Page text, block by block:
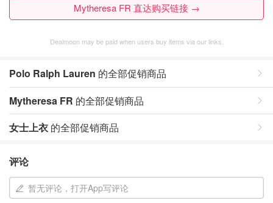
Mytheresa FR 直达购买链接 →
Dealmoon may be paid when users buy items via our links.
Polo Ralph Lauren 的全部促销商品
Mytheresa FR 的全部促销商品
女士上衣 的全部促销商品
评论
暂无评论，打开App写评论